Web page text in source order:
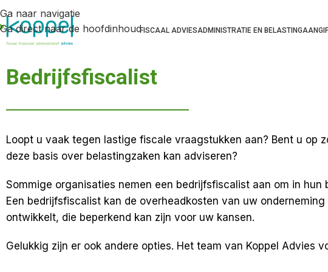
Ga naar navigatie
Ga direct naar de hoofdinhoudFISCAAL ADVIESADMINISTRATIE EN
Bedrijfsfiscalist
Loopt u vaak tegen lastige fiscale vraagstukken aan? Bent u op
deze basis over belastingzaken kan adviseren?
Sommige organisaties nemen een bedrijfsfiscalist aan om in hun
Een bedrijfsfiscalist kan de overheadkosten van uw
ontwikkelt, die beperkend kan zijn voor uw kansen.
Gelukkig zijn er ook andere opties. Het team van Koppel Advies